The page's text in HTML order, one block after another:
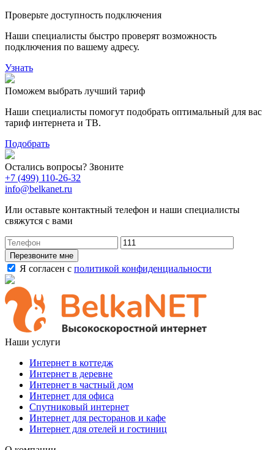
Проверьте доступность подключения
Наши специалисты быстро проверят возможность
подключения по вашему адресу.
Узнать
Поможем выбрать лучший тариф
Наши специалисты помогут подобрать оптимальный для вас
тариф интернета и ТВ.
Подобрать
Остались вопросы? Звоните
+7 (499) 110-26-32
info@belkanet.ru
Или оставьте контактный телефон и наши специалисты
свяжутся с вами
Перезвоните мне
Я согласен с политикой конфиденциальности
Наши услуги
Интернет в коттедж
Интернет в деревне
Интернет в частный дом
Интернет для офиса
Спутниковый интернет
Интернет для ресторанов и кафе
Интернет для отелей и гостиниц